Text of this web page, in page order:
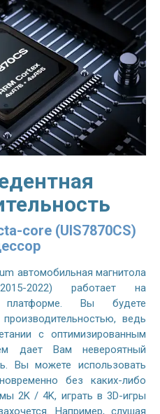
core (UIS7870CS)
автомобильная магнитола
2022) работает на
платформе. Вы будете
ведь
с оптимизированным
дает Вам невероятный
Вы можете использовать
без каких-либо
2K / 4K, играть в 3D-игры
Например, слушая